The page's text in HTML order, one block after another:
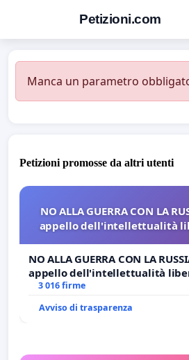
Petizioni.com
Manca un parametro
Petizioni promosse da altri utenti
NO ALLA GUERRA CON LA
appello dell'intellettualità
NO ALLA GUERRA CON LA
appello dell'intellettualità
3 016 firme
Avviso di trasparenza